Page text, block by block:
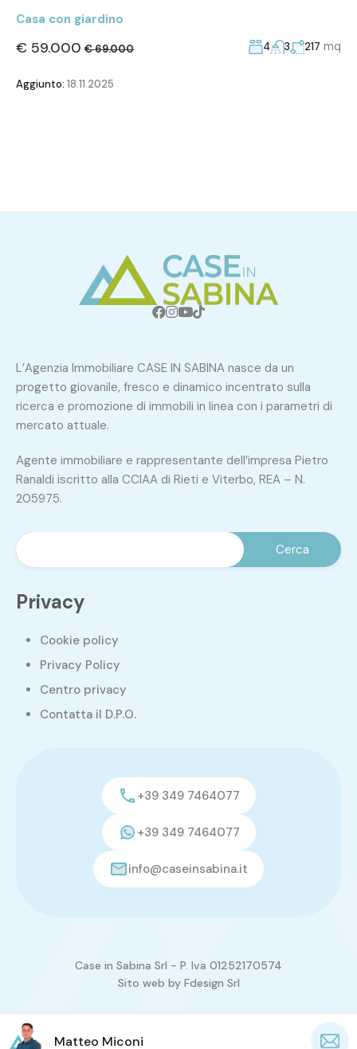
Casa con giardino
€ 59.000 € 69.000 4 3 217 mq
Aggiunto: 18.11.2025
L’Agenzia Immobiliare CASE IN SABINA nasce da un
progetto giovanile, fresco e dinamico incentrato sulla
ricerca e promozione di immobili in linea con i parametri di
mercato attuale.
Agente immobiliare e rappresentante dell’impresa Pietro
Ranaldi iscritto alla CCIAA di Rieti e Viterbo, REA – N.
205975.
Privacy
Cookie policy
Privacy Policy
Centro privacy
Contatta il D.P.O.
+39 349 7464077
+39 349 7464077
info@caseinsabina.it
Case in Sabina Srl - P. Iva 01252170574
Sito web by Fdesign Srl
Matteo Miconi